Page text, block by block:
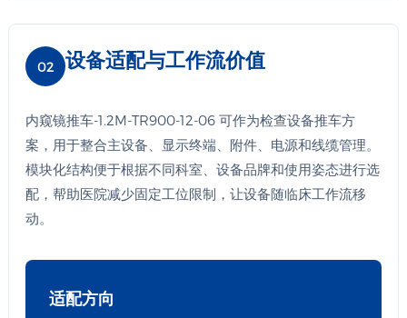
02 设备适配与工作流价值
内窥镜推车-1.2M-TR900-12-06 可作为检查设备推车方
案，用于整合主设备、显示终端、附件、电源和线缆管理。
模块化结构便于根据不同科室、设备品牌和使用姿态进行选
配，帮助医院减少固定工位限制，让设备随临床工作流移
动。
适配方向